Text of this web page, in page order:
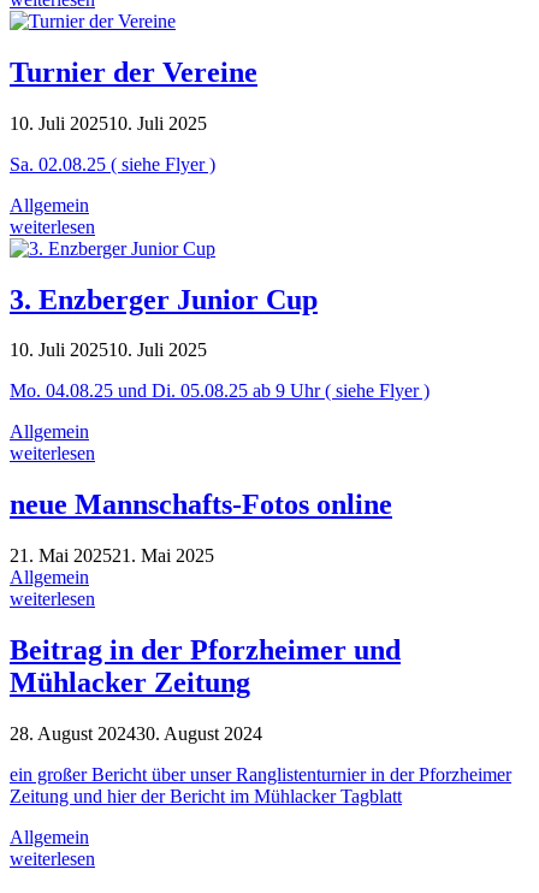
Turnier der Vereine
10. Juli 202510. Juli 2025
Sa. 02.08.25 ( siehe Flyer )
Allgemein
weiterlesen
3. Enzberger Junior Cup
10. Juli 202510. Juli 2025
Mo. 04.08.25 und Di. 05.08.25 ab 9 Uhr ( siehe Flyer )
Allgemein
weiterlesen
neue Mannschafts-Fotos online
21. Mai 202521. Mai 2025
Allgemein
weiterlesen
Beitrag in der Pforzheimer und
Mühlacker Zeitung
28. August 202430. August 2024
ein großer Bericht über unser Ranglistenturnier in der Pforzheimer
Zeitung und hier der Bericht im Mühlacker Tagblatt
Allgemein
weiterlesen